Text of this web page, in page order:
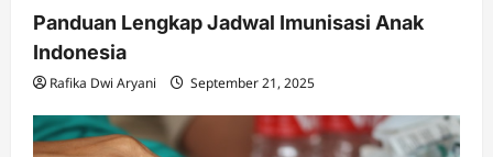
Panduan Lengkap Jadwal Imunisasi Anak
Indonesia
Rafika Dwi Aryani September 21, 2025